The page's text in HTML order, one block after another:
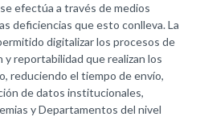
efectúa a través de medios
deficiencias que esto conlleva. La
digitalizar los procesos de
reportabilidad que realizan los
reduciendo el tiempo de envío,
de datos institucionales,
y Departamentos del nivel